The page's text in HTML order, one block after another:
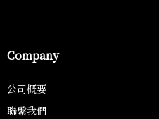
Company
公司概要
聯繫我們